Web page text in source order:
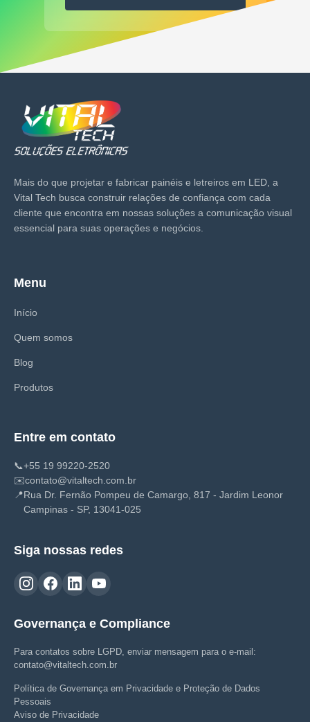
Mais do que projetar e fabricar painéis e letreiros em LED, a
Vital Tech busca construir relações de confiança com cada
cliente que encontra em nossas soluções a comunicação visual
essencial para suas operações e negócios.
Menu
Início
Quem somos
Blog
Produtos
Entre em contato
📞+55 19 99220-2520
✉️contato@vitaltech.com.br
📍Rua Dr. Fernão Pompeu de Camargo, 817 - Jardim Leonor
Campinas - SP, 13041-025
Siga nossas redes
Governança e Compliance
Para contatos sobre LGPD, enviar mensagem para o e-mail:
contato@vitaltech.com.br
Política de Governança em Privacidade e Proteção de Dados
Pessoais
Aviso de Privacidade